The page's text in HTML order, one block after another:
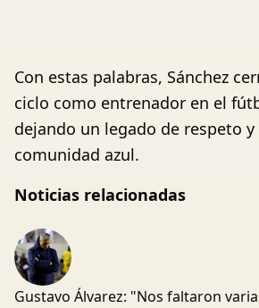
Con estas palabras, Sánchez
ciclo como entrenador en el
dejando un legado de respeto
comunidad azul.
Noticias relacionadas
Gustavo Álvarez: "Nos faltaron